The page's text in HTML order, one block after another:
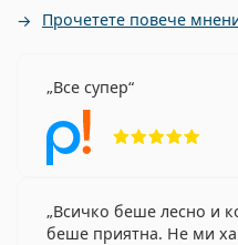
Прочетете повече
Все супер
Всичко беше лесно и
беше приятна. Не ми